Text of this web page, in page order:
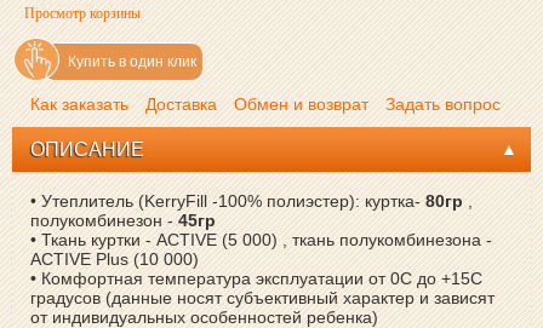
Просмотр корзины
Купить в один клик
Как заказать Доставка Обмен и возврат Задать вопрос
ОПИСАНИЕ
• Утеплитель (KerryFill -100% полиэстер): куртка-80гр,
полукомбинезон -45гр
• Ткань куртки - ACTIVE (5 000) , ткань полукомбинезона -
ACTIVE Plus (10 000)
• Комфортная температура эксплуатации от 0С до +15С
градусов (данные носят субъективный характер и зависят
от индивидуальных особенностей ребенка)